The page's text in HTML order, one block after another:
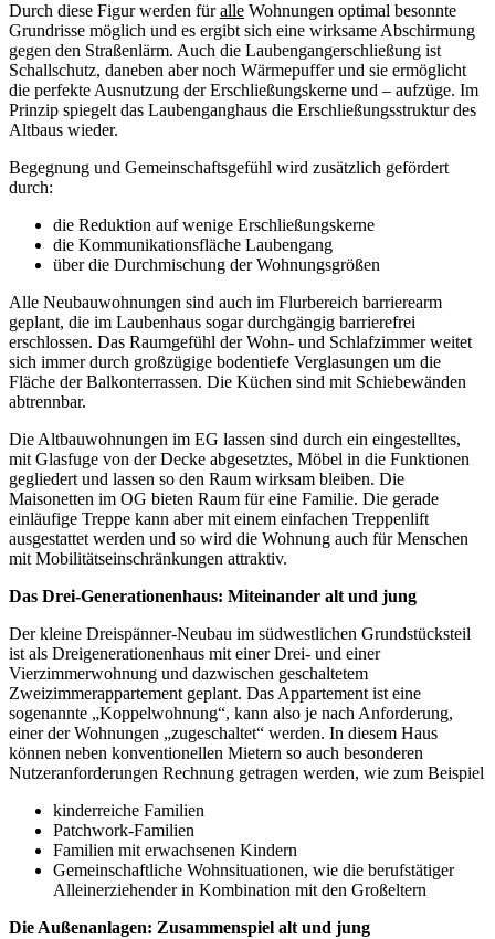
Durch diese Figur werden füralle Wohnungen optimal besonnte
Grundrisse möglich und es ergibt sich eine wirksame Abschirmung
gegen den Straßenlärm. Auch die Laubengangerschließung ist
Schallschutz, daneben aber noch Wärmepuffer und sie ermöglicht
die perfekte Ausnutzung der Erschließungskerne und – aufzüge. Im
Prinzip spiegelt das Laubenganghaus die Erschließungsstruktur des
Altbaus wieder.
Begegnung und Gemeinschaftsgefühl wird zusätzlich gefördert
durch:
die Reduktion auf wenige Erschließungskerne
die Kommunikationsfläche Laubengang
über die Durchmischung der Wohnungsgrößen
Alle Neubauwohnungen sind auch im Flurbereich barrierearm
geplant, die im Laubenhaus sogar durchgängig barrierefrei
erschlossen. Das Raumgefühl der Wohn- und Schlafzimmer weitet
sich immer durch großzügige bodentiefe Verglasungen um die
Fläche der Balkonterrassen. Die Küchen sind mit Schiebewänden
abtrennbar.
Die Altbauwohnungen im EG lassen sind durch ein eingestelltes,
mit Glasfuge von der Decke abgesetztes, Möbel in die Funktionen
gegliedert und lassen so den Raum wirksam bleiben. Die
Maisonetten im OG bieten Raum für eine Familie. Die gerade
einläufige Treppe kann aber mit einem einfachen Treppenlift
ausgestattet werden und so wird die Wohnung auch für Menschen
mit Mobilitätseinschränkungen attraktiv.
Das Drei-Generationenhaus: Miteinander alt und jung
Der kleine Dreispänner-Neubau im südwestlichen Grundstücksteil
ist als Dreigenerationenhaus mit einer Drei- und einer
Vierzimmerwohnung und dazwischen geschaltetem
Zweizimmerappartement geplant. Das Appartement ist eine
sogenannte „Koppelwohnung“, kann also je nach Anforderung,
einer der Wohnungen „zugeschaltet“ werden. In diesem Haus
können neben konventionellen Mietern so auch besonderen
Nutzeranforderungen Rechnung getragen werden, wie zum Beispiel
kinderreiche Familien
Patchwork-Familien
Familien mit erwachsenen Kindern
Gemeinschaftliche Wohnsituationen, wie die berufstätiger
Alleinerziehender in Kombination mit den Großeltern
Die Außenanlagen: Zusammenspiel alt und jung